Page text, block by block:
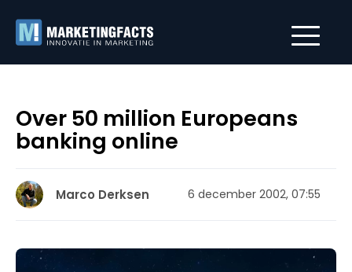
Over 50 million Europeans
banking online
Marco Derksen 6 december 2002, 07:55